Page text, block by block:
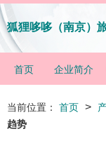
狐狸哆哆（南京）
首页 企业简介
当前位置： 首页 >
趋势